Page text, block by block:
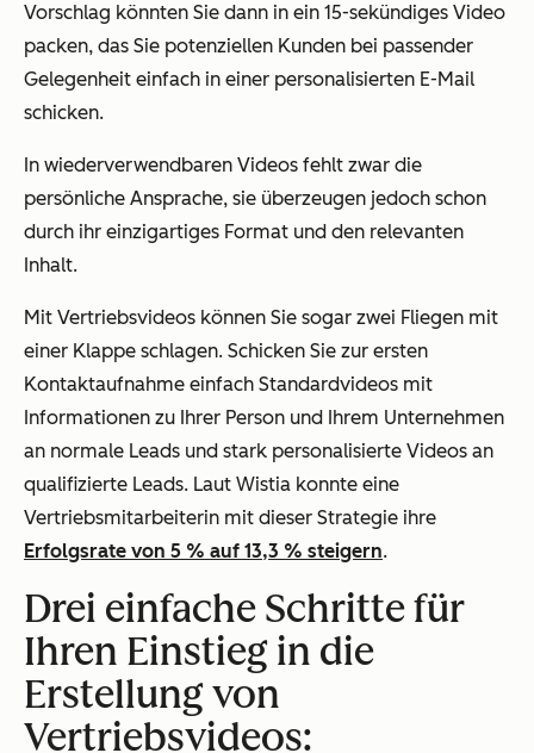
Vorschlag könnten Sie dann in ein 15-sekündiges Video
packen, das Sie potenziellen Kunden bei passender
Gelegenheit einfach in einer personalisierten E-Mail
schicken.
In wiederverwendbaren Videos fehlt zwar die
persönliche Ansprache, sie überzeugen jedoch schon
durch ihr einzigartiges Format und den relevanten
Inhalt.
Mit Vertriebsvideos können Sie sogar zwei Fliegen mit
einer Klappe schlagen. Schicken Sie zur ersten
Kontaktaufnahme einfach Standardvideos mit
Informationen zu Ihrer Person und Ihrem Unternehmen
an normale Leads und stark personalisierte Videos an
qualifizierte Leads. Laut Wistia konnte eine
Vertriebsmitarbeiterin mit dieser Strategie ihre
Erfolgsrate von 5 % auf 13,3 % steigern.
Drei einfache Schritte für
Ihren Einstieg in die
Erstellung von
Vertriebsvideos: